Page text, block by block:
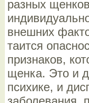
разных
внешних
таится
признаков,
щенка. Это и
психике, и